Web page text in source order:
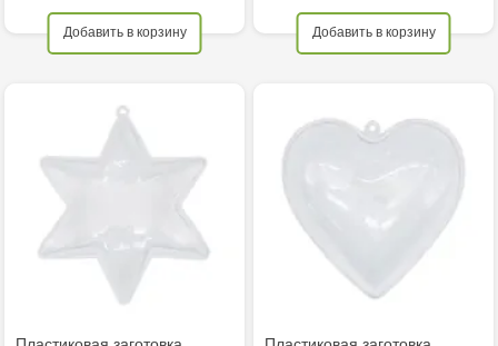
Добавить в корзину Добавить в корзину